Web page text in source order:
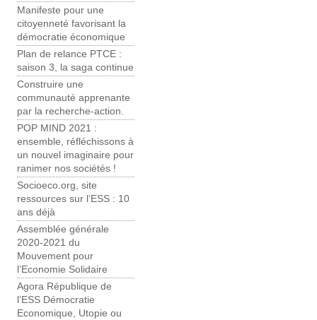
Manifeste pour une
citoyenneté favorisant la
démocratie économique
Plan de relance PTCE :
saison 3, la saga continue
Construire une
communauté apprenante
par la recherche-action.
POP MIND 2021 :
ensemble, réfléchissons à
un nouvel imaginaire pour
ranimer nos sociétés !
Socioeco.org, site
ressources sur l’ESS : 10
ans déjà
Assemblée générale
2020-2021 du
Mouvement pour
l’Economie Solidaire
Agora République de
l’ESS Démocratie
Economique, Utopie ou